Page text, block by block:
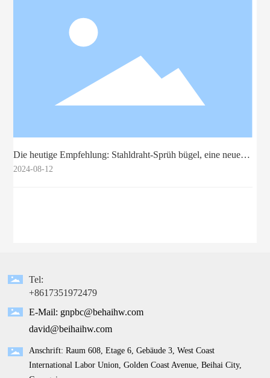
Die heutige Empfehlung: Stahldraht-Sprüh bügel, eine neue
Wahl für das Leben zu Hause
2024-08-12
Tel:
+8617351972479
E-Mail: gnpbc@behaihw.com
david@beihaihw.com
Anschrift: Raum 608, Etage 6, Gebäude 3, West Coast
International Labor Union, Golden Coast Avenue, Beihai City,